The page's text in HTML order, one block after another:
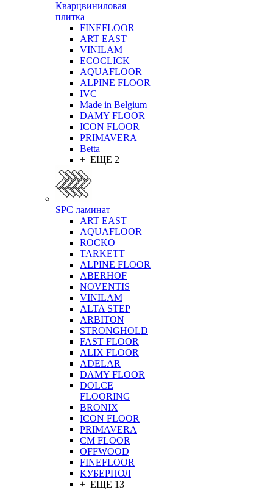
Кварцвиниловая
плитка
FINEFLOOR
ART EAST
VINILAM
ECOCLICK
AQUAFLOOR
ALPINE FLOOR
IVC
Made in Belgium
DAMY FLOOR
ICON FLOOR
PRIMAVERA
Betta
+ ЕЩЕ 2
SPC ламинат
ART EAST
AQUAFLOOR
ROCKO
TARKETT
ALPINE FLOOR
ABERHOF
NOVENTIS
VINILAM
ALTA STEP
ARBITON
STRONGHOLD
FAST FLOOR
ALIX FLOOR
ADELAR
DAMY FLOOR
DOLCE
FLOORING
BRONIX
ICON FLOOR
PRIMAVERA
CM FLOOR
OFFWOOD
FINEFLOOR
КУБЕРПОЛ
+ ЕЩЕ 13